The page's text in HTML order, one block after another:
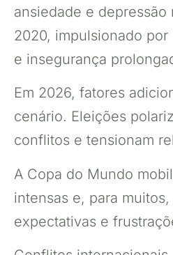
ansiedade e depressão
2020, impulsionado
e insegurança
Em 2026, fatores
cenário. Eleições
conflitos e tensionam
A Copa do Mundo
intensas e, para muitos,
expectativas e